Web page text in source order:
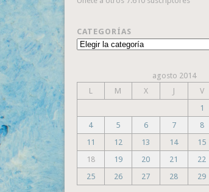
CATEGORÍAS
Categorías
agosto 2014
L
M X J V
1
4
5 6 7 8
11
12 13 14 15
18
19 20 21 22
25
26 27 28 29